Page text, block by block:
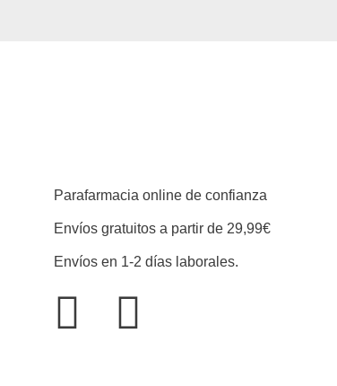
Parafarmacia online de confianza
Envíos gratuitos a partir de 29,99€
Envíos en 1-2 días laborales.